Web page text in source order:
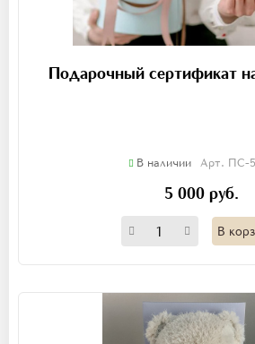
Подарочный сертификат
В наличии Арт. ПС-
5 000 руб.
В